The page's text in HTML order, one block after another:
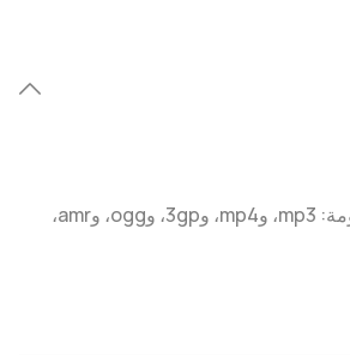
تنسيق الملفات المدعومة: mp3، وmp4، و3gp، وogg، وamr،